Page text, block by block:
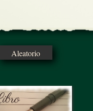
Aleatorio